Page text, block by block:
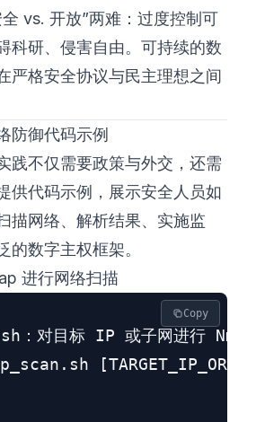
vs. 开放”两难：过度控制可
科研、侵害自由。可持续的数
严格安全协议与民主理想之间
防御代码示例
践不仅需要政策与外交，还需
供代码示例，展示安全人员如
描网络、解析结果、实施监
的数字主权框架。
进行网络扫描
：对目标 IP 或子网进行 Nmap
Copy